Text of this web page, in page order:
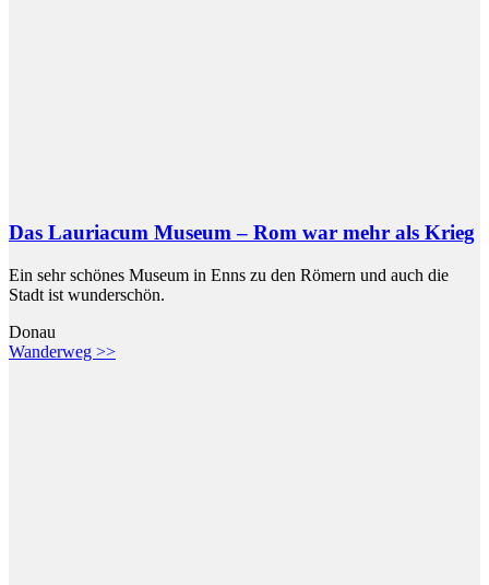
Das Lauriacum Museum – Rom war mehr als Krieg
Ein sehr schönes Museum in Enns zu den Römern und auch die
Stadt ist wunderschön.
Donau
Wanderweg >>